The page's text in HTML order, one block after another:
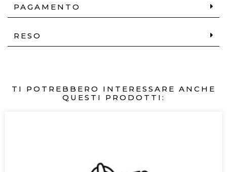
PAGAMENTO
RESO
TI POTREBBERO INTERESSARE ANCHE
QUESTI PRODOTTI: